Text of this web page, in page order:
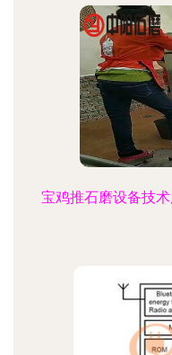
宝鸡推石磨设备技